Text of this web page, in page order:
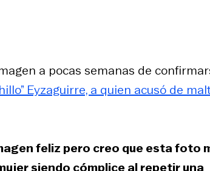
a pocas semanas de
Eyzaguirre, a quien acusó de
feliz pero creo que esta foto
siendo cómplice al repetir una